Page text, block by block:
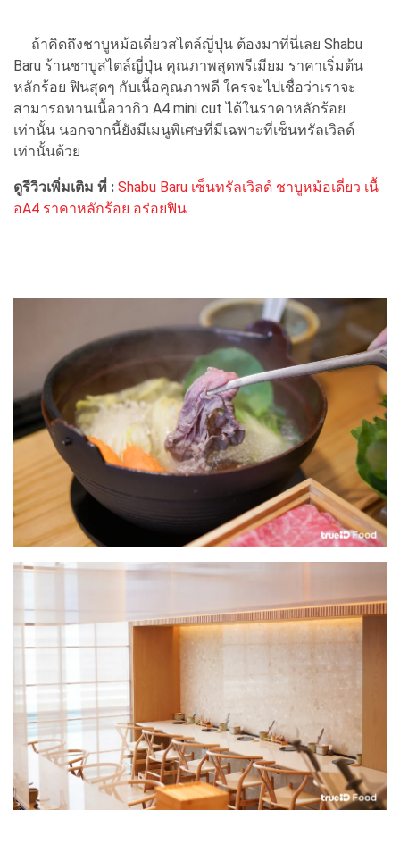
ถ้าคิดถึงชาบูหม้อเดี่ยวสไตล์ญี่ปุ่น ต้องมาที่นี่เลย Shabu
Baru ร้านชาบูสไตล์ญี่ปุ่น คุณภาพสุดพรีเมียม ราคาเริ่มต้น
หลักร้อย ฟินสุดๆ กับเนื้อคุณภาพดี ใครจะไปเชื่อว่าเราจะ
สามารถทานเนื้อวากิว A4 mini cut ได้ในราคาหลักร้อย
เท่านั้น นอกจากนี้ยังมีเมนูพิเศษที่มีเฉพาะที่เซ็นทรัลเวิลด์
เท่านั้นด้วย
ดูรีวิวเพิ่มเติม ที่ : Shabu Baru เซ็นทรัลเวิลด์ ชาบูหม้อเดี่ยว เนื้
อA4 ราคาหลักร้อย อร่อยฟิน